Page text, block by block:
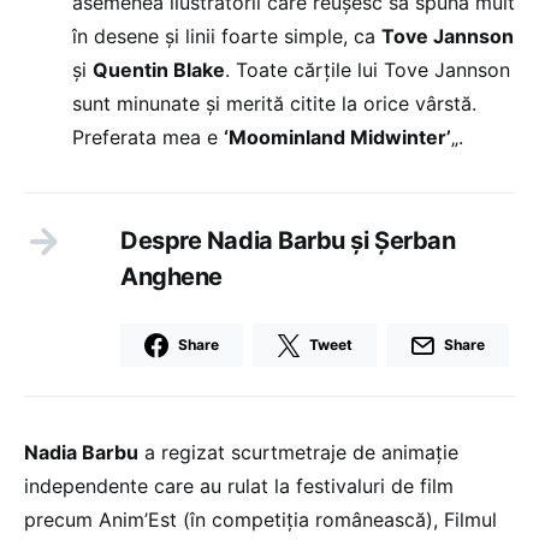
în desene și linii foarte simple, ca Tove Jannson
și Quentin Blake. Toate cărțile lui Tove Jannson
sunt minunate și merită citite la orice vârstă.
Preferata mea e ‘Moominland Midwinter’„.
Despre Nadia Barbu și Șerban
Anghene
Share Tweet Share
Nadia Barbu a regizat scurtmetraje de animație
independente care au rulat la festivaluri de film
precum Anim’Est (în competiția românească), Filmul